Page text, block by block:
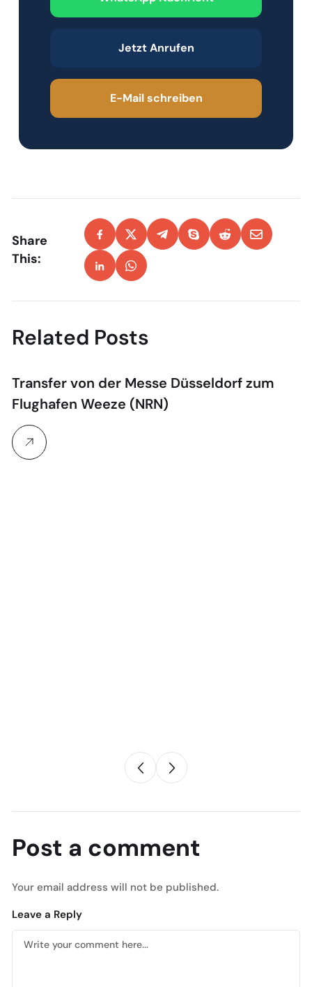
Jetzt Anrufen
E-Mail schreiben
Share
This:
Related Posts
Transfer von der Messe Düsseldorf zum
Flughafen Weeze (NRN)
Post a comment
Your email address will not be published.
Leave a Reply